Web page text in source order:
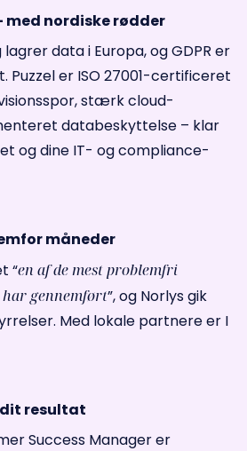
med nordiske rødder
data i Europa, og GDPR er
er ISO 27001-certificeret
stærk cloud-
databeskyttelse – klar
og dine IT- og compliance-
måneder
“en af de mest problemfri
gennemført”, og Norlys gik
Med lokale partnere er I
dit resultat
Success Manager er